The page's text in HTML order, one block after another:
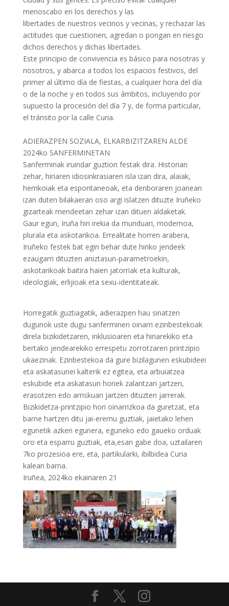
menoscabo en los derechos y las
libertades de nuestros vecinos y vecinas, y rechazar las
actitudes que cuestionen, agredan o pongan en riesgo
dichos derechos y dichas libertades.
Este principio de convivencia es básico para nosotras y
nosotros, y abarca a todos los espacios festivos, del
primer al último día de fiestas, a cualquier hora del día
o de la noche y en todos sus ámbitos, incluyendo por
supuesto la procesión del día 7 y, de forma particular,
el tránsito por la calle Curia.
ADIERAZPEN SOZIALA, ELKARBIZITZAREN ALDE
2024ko SANFERMINETAN
Sanferminak iruindar guztion festak dira. Historian
zehar, hiriaren idiosinkrasiaren isla izan dira, alaiak,
herrikoiak eta espontaneoak, eta denboraren joanean
izan duten bilakaeran oso argi islatzen dituzte Iruñeko
gizarteak mendeetan zehar izan dituen aldaketak.
Gaur egun, Iruña hiri irekia da munduari, modernoa,
plurala eta askotarikoa. Errealitate horren arabera,
Iruñeko festek bat egin behar dute hiriko jendeek
ezaugarri dituzten aniztasun-parametroekin,
askotarikoak baitira haien jatorriak eta kulturak,
ideologiak, erlijioak eta sexu-identitateak.
Horregatik guztiagatik, adierazpen hau sinatzen
dugunok uste dugu sanferminen oinarri ezinbestekoak
direla bizikidetzaren, inklusioaren eta hiriarekiko eta
bertako jendearekiko errespetu zorrotzaren printzipio
ukaezinak. Ezinbestekoa da gure bizilagunen eskubideei
eta askatasunei kalterik ez egitea, eta arbuiatzea
eskubide eta askatasun horiek zalantzan jartzen,
erasotzen edo arriskuan jartzen dituzten jarrerak.
Bizikidetza-printzipio hori oinarrizkoa da guretzat, eta
barne hartzen ditu jai-eremu guztiak, jaietako lehen
egunetik azken egunera, eguneko edo gaueko orduak
oro eta esparru guztiak, eta,esan gabe doa, uztailaren
7ko prozesioa ere, eta, partikularki, ibilbidea Curia
kalean barna.
Iruñea, 2024ko ekainaren 21